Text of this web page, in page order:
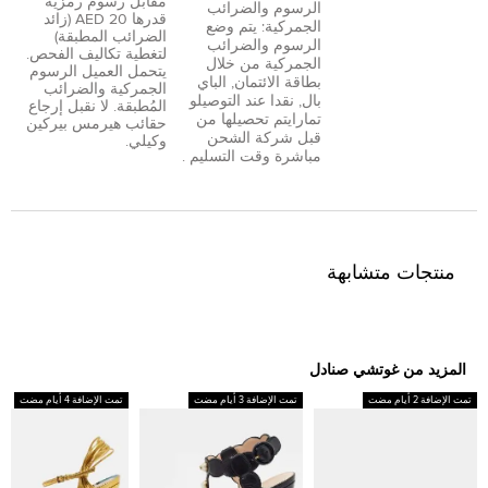
الرسوم والضرائب
الجمركية: يتم وضع
الرسوم والضرائب
الجمركية من خلال
بطاقة الائتمان,
الباي
بال, نقدا عند التوصيلو
تمارا يتم تحصيلها من
قبل شركة الشحن
مباشرة وقت التسليم .
قدرها 20 AED (زائد
الضرائب المطبقة)
لتغطية تكاليف الفحص.
يتحمل العميل الرسوم
الجمركية والضرائب
المُطبقة. لا نقبل إرجاع
حقائب هيرمس بيركين
وكيلي.
منتجات متشابهة
المزيد من غوتشي صنادل
تمت الإضافة 2 أيام مضت تمت الإضافة 3 أيام مضت تمت الإضافة 4 أيام مضت